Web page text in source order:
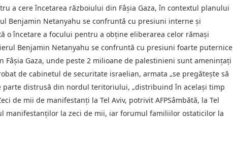
a cere încetarea războiului din Fâşia Gaza, în contextul planului
Benjamin Netanyahu se confruntă cu presiuni interne şi
încetare a focului pentru a obţine eliberarea celor rămaşi
Benjamin Netanyahu se confruntă cu presiuni foarte puternice
Gaza, unde peste 2 milioane de palestinieni sunt ameninţaţi
de cabinetul de securitate israelian, armata „se pregăteşte să
parte distrusă din nordul teritoriului, „distribuind în acelaşi timp
de mii de manifestanți la Tel Aviv, potrivit AFPSâmbătă, la Tel
manifestanţilor la zeci de mii, iar forumul familiilor ostaticilor la